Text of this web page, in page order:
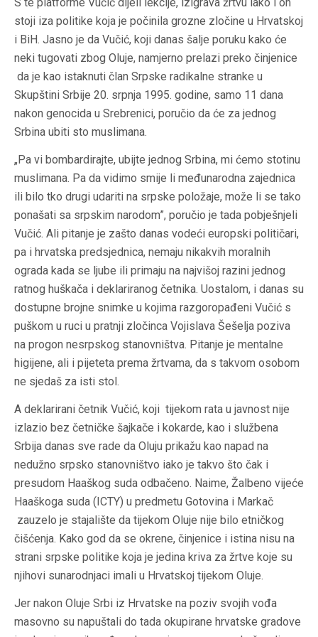
stoji iza politike koja je počinila grozne zločine u Hrvatskoj
i BiH. Jasno je da Vučić, koji danas šalje poruku kako će
neki tugovati zbog Oluje, namjerno prelazi preko činjenice
da je kao istaknuti član Srpske radikalne stranke u
Skupštini Srbije 20. srpnja 1995. godine, samo 11 dana
nakon genocida u Srebrenici, poručio da će za jednog
Srbina ubiti sto muslimana.
„Pa vi bombardirajte, ubijte jednog Srbina, mi ćemo stotinu
muslimana. Pa da vidimo smije li međunarodna zajednica
ili bilo tko drugi udariti na srpske položaje, može li se tako
ponašati sa srpskim narodom”, poručio je tada pobješnjeli
Vučić. Ali pitanje je zašto danas vodeći europski političari,
pa i hrvatska predsjednica, nemaju nikakvih moralnih
ograda kada se ljube ili primaju na najvišoj razini jednog
ratnog huškača i deklariranog četnika. Uostalom, i danas su
dostupne brojne snimke u kojima razgoropađeni Vučić s
puškom u ruci u pratnji zločinca Vojislava Šešelja poziva
na progon nesrpskog stanovništva. Pitanje je mentalne
higijene, ali i pijeteta prema žrtvama, da s takvom osobom
ne sjedaš za isti stol.
A deklarirani četnik Vučić, koji tijekom rata u javnost nije
izlazio bez četničke šajkače i kokarde, kao i službena
Srbija danas sve rade da Oluju prikažu kao napad na
nedužno srpsko stanovništvo iako je takvo što čak i
presudom Haaškog suda odbačeno. Naime, Žalbeno vijeće
Haaškoga suda (ICTY) u predmetu Gotovina i Markač
zauzelo je stajalište da tijekom Oluje nije bilo etničkog
čišćenja. Kako god da se okrene, činjenice i istina nisu na
strani srpske politike koja je jedina kriva za žrtve koje su
njihovi sunarodnjaci imali u Hrvatskoj tijekom Oluje.
Jer nakon Oluje Srbi iz Hrvatske na poziv svojih vođa
masovno su napuštali do tada okupirane hrvatske gradove